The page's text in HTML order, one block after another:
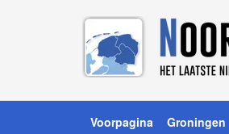
Voorpagina Groningen